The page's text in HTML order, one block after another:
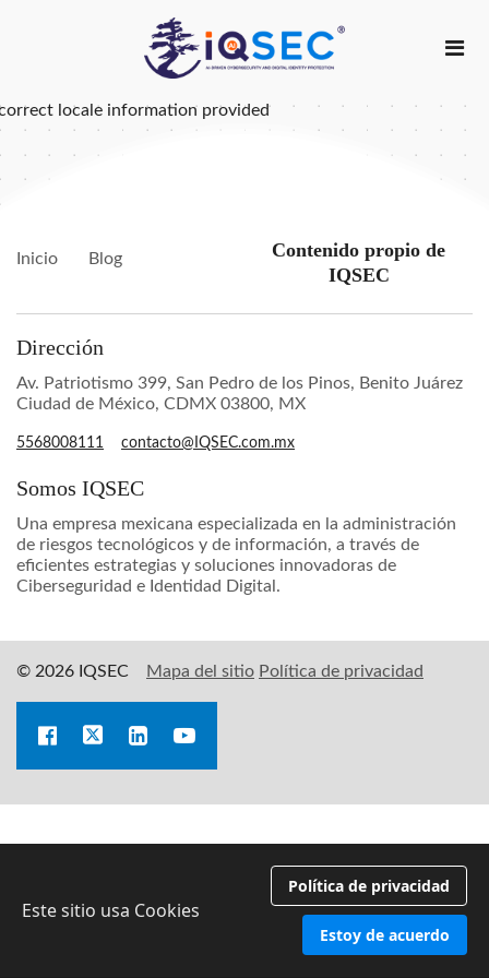
locale information provided
Inicio Blog
Contenido propio de
IQSEC
Dirección
Av. Patriotismo 399, San Pedro de los Pinos, Benito Juárez
Ciudad de México, CDMX 03800, MX
5568008111 contacto@IQSEC.com.mx
Somos IQSEC
Una empresa mexicana especializada en la administración
de riesgos tecnológicos y de información, a través de
eficientes estrategias y soluciones innovadoras de
Ciberseguridad e Identidad Digital.
© 2026 IQSEC Mapa del sitio Política de privacidad
Este sitio usa Cookies
Política de privacidad
Estoy de acuerdo